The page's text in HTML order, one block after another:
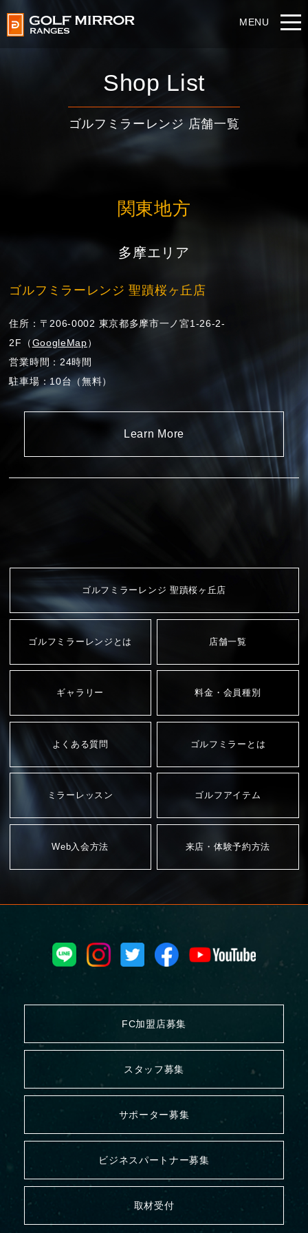
Shop List
ゴルフミラーレンジ 店舗一覧
関東地方
多摩エリア
ゴルフミラーレンジ 聖蹟桜ヶ丘店
住所：〒206-0002 東京都多摩市一ノ宮1-26-2-
2F（GoogleMap）
営業時間：24時間
駐車場：10台（無料）
Learn More
ゴルフミラーレンジ 聖蹟桜ヶ丘店
ゴルフミラーレンジとは 店舗一覧
ギャラリー 料金・会員種別
よくある質問 ゴルフミラーとは
ミラーレッスン ゴルフアイテム
Web入会方法 来店・体験予約方法
FC加盟店募集
スタッフ募集
サポーター募集
ビジネスパートナー募集
取材受付